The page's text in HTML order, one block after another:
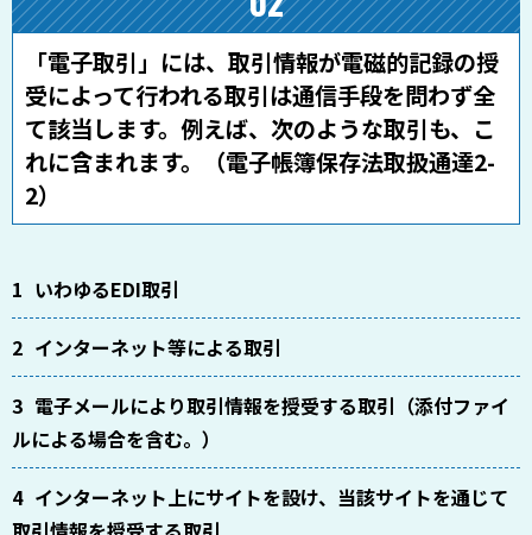
「電子取引」には、取引情報が電磁的記録の授
受によって行われる取引は通信手段を問わず全
て該当します。例えば、次のような取引も、こ
れに含まれます。（電子帳簿保存法取扱通達2-
2）
いわゆるEDI取引
インターネット等による取引
電子メールにより取引情報を授受する取引（添付ファイ
ルによる場合を含む。）
インターネット上にサイトを設け、当該サイトを通じて